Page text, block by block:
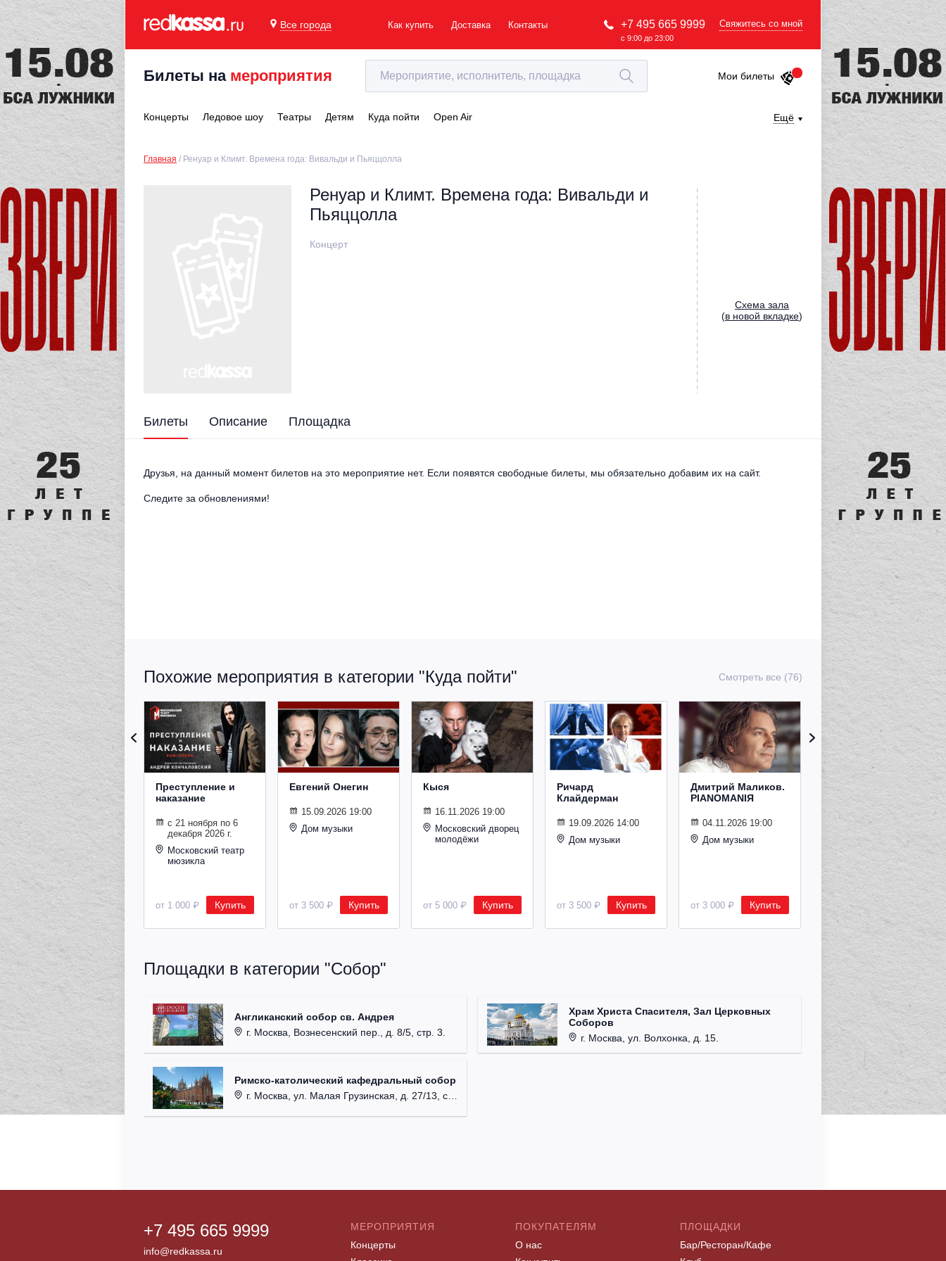
Все города Как купить Доставка Контакты +7 495 665 9999
с 9:00 до 23:00
Свяжитесь со мной
Билеты на мероприятия Мои билеты
Концерты Ледовое шоу Театры Детям Куда пойти Open Air Ещё
Главная Ренуар и Климт. Времена года: Вивальди и Пьяццолла
Ренуар и Климт. Времена года: Вивальди и
Пьяццолла
Концерт
Cхема зала
(в новой вкладке)
Билеты Описание Площадка
Друзья, на данный момент билетов на это мероприятие нет. Если появятся свободные билеты, мы обязательно добавим их на сайт.
Следите за обновлениями!
Похожие мероприятия в категории "Куда пойти" Смотреть все (76)
Преступление и
наказание
с 21 ноября по 6
декабря 2026 г.
Московский театр
мюзикла
от 1 000 ₽ Купить
Евгений Онегин
15.09.2026 19:00
Дом музыки
от 3 500 ₽ Купить
Кыся
16.11.2026 19:00
Московский дворец
молодёжи
от 5 000 ₽ Купить
Ричард
Клайдерман
19.09.2026 14:00
Дом музыки
от 3 500 ₽ Купить
Дмитрий Маликов.
PIANOMANIЯ
04.11.2026 19:00
Дом музыки
от 3 000 ₽ Купить
Рождественский
концерт
Владимира
Спивакова
24.12.2026 19:00
Дом музыки
от 8 500 ₽ Купить
Площадки в категории "Собор"
Англиканский собор св. Андрея
г. Москва, Вознесенский пер., д. 8/5, стр. 3.
Римско-католический кафедральный собор
г. Москва, ул. Малая Грузинская, д. 27/13, стр. 1.
Храм Христа Спасителя, Зал Церковных
Соборов
г. Москва, ул. Волхонка, д. 15.
+7 495 665 9999
info@redkassa.ru
МЕРОПРИЯТИЯ
Концерты
ПОКУПАТЕЛЯМ
О нас
ПЛОЩАДКИ
Бар/Ресторан/Кафе